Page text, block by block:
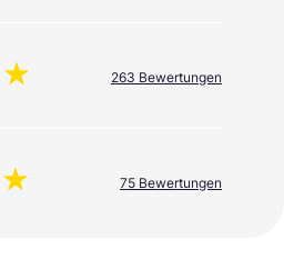
263 Bewertungen
75 Bewertungen